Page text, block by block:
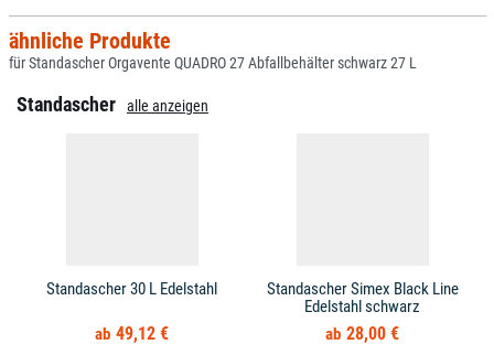
ähnliche Produkte
für Standascher Orgavente QUADRO 27 Abfallbehälter schwarz 27 L
Standascher alle anzeigen
Standascher 30 L Edelstahl
49,12 €
Standascher Simex Black Line
Edelstahl schwarz
28,00 €